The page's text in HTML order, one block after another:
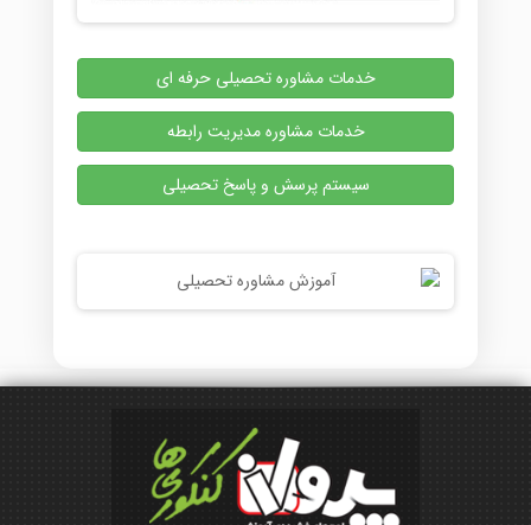
خدمات مشاوره تحصیلی حرفه ای
خدمات مشاوره مدیریت رابطه
سیستم پرسش و پاسخ تحصیلی